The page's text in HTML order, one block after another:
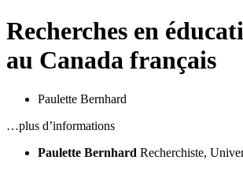
Recherches en
au Canada français
Paulette Bernhard
…plus d’informations
Paulette Bernhard Recherchiste,